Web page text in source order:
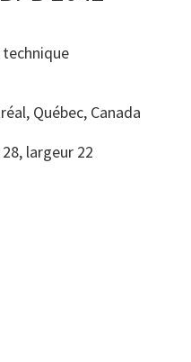
technique
Québec, Canada
largeur 22